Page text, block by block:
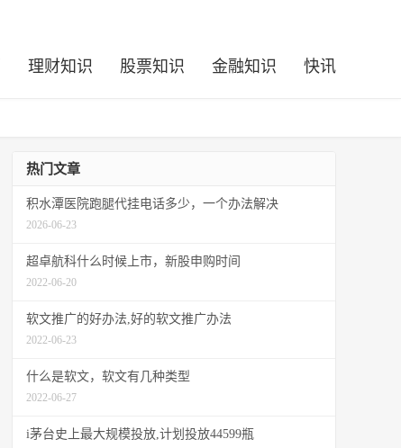
理财知识 股票知识 金融知识 快讯
热门文章
积水潭医院跑腿代挂电话多少，一个办法解决
2026-06-23
超卓航科什么时候上市，新股申购时间
2022-06-20
软文推广的好办法,好的软文推广办法
2022-06-23
什么是软文，软文有几种类型
2022-06-27
i茅台史上最大规模投放,计划投放44599瓶